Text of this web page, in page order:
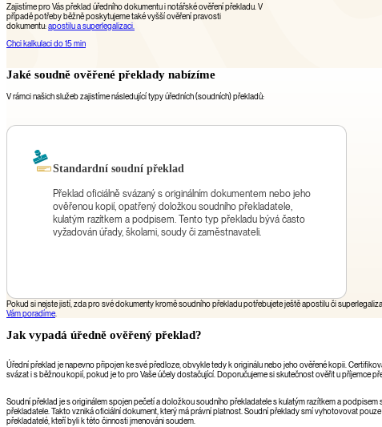
Zajistíme pro Vás překlad úředního dokumentu i notářské ověření překladu. V
případě potřeby běžně poskytujeme také vyšší ověření pravosti
dokumentu:apostilu a superlegalizaci.
Chci kalkulaci do 15 min
Jaké soudně ověřené překlady nabízíme
V rámci našich služeb zajistíme následující typy úředních (soudních) překladů:
Standardní soudní překlad
Překlad oficiálně svázaný s originálním dokumentem nebo jeho
ověřenou kopií, opatřený doložkou soudního překladatele,
kulatým razítkem a podpisem. Tento typ překladu bývá často
vyžadován úřady, školami, soudy či zaměstnavateli.
Pokud si nejste jistí, zda pro své dokumenty kromě soudního překladu potřebujete ještě apostilu či
Vám poradíme.
Jak vypadá úředně ověřený překlad?
Úřední překlad je napevno připojen ke své předloze, obvykle tedy k originálu nebo jeho ověřené kopii.
svázat i s běžnou kopií, pokud je to pro Vaše účely dostačující. Doporučujeme si skutečnost ověřit u příjemce
Soudní překlad je s originálem spojen pečetí a doložkou soudního překladatele s kulatým razítkem a podpisem
překladatele. Takto vzniká oficiální dokument, který má právní platnost. Soudní překlady smí vyhotovovat
překladatelé, kteří byli k této činnosti jmenováni soudem.